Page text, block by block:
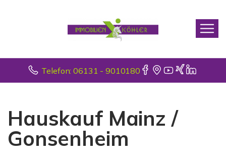
Telefon: 06131 - 9010180
Hauskauf Mainz /
Gonsenheim